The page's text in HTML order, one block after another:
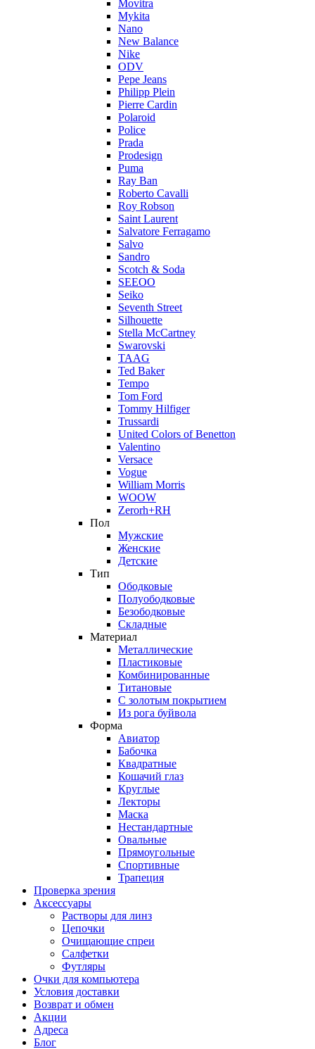
Movitra
Mykita
Nano
New Balance
Nike
ODV
Pepe Jeans
Philipp Plein
Pierre Cardin
Polaroid
Police
Prada
Prodesign
Puma
Ray Ban
Roberto Cavalli
Roy Robson
Saint Laurent
Salvatore Ferragamo
Salvo
Sandro
Scotch & Soda
SEEOO
Seiko
Seventh Street
Silhouette
Stella McCartney
Swarovski
TAAG
Ted Baker
Tempo
Tom Ford
Tommy Hilfiger
Trussardi
United Colors of Benetton
Valentino
Versace
Vogue
William Morris
WOOW
Zerorh+RH
Пол
Мужские
Женские
Детские
Тип
Ободковые
Полуободковые
Безободковые
Складные
Материал
Металлические
Пластиковые
Комбинированные
Титановые
С золотым покрытием
Из рога буйвола
Форма
Авиатор
Бабочка
Квадратные
Кошачий глаз
Круглые
Лекторы
Маска
Нестандартные
Овальные
Прямоугольные
Спортивные
Трапеция
Проверка зрения
Аксессуары
Растворы для линз
Цепочки
Очищающие спреи
Салфетки
Футляры
Очки для компьютера
Условия доставки
Возврат и обмен
Акции
Адреса
Блог